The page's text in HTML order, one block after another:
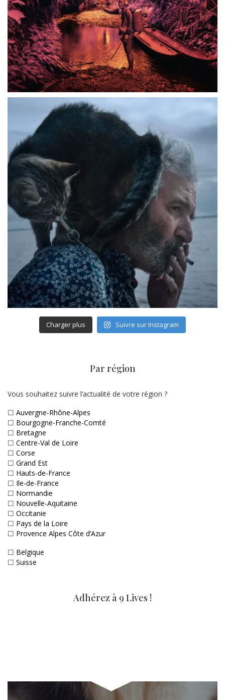
Charger plus Suivre sur Instagram
Par région
Vous souhaitez suivre l’actualité de votre région ?
☐ Auvergne-Rhône-Alpes
☐ Bourgogne-Franche-Comté
☐ Bretagne
☐ Centre-Val de Loire
☐ Corse
☐ Grand Est
☐ Hauts-de-France
☐ Ile-de-France
☐ Normandie
☐ Nouvelle-Aquitaine
☐ Occitanie
☐ Pays de la Loire
☐ Provence Alpes Côte d’Azur
☐ Belgique
☐ Suisse
Adhérez à 9 Lives !